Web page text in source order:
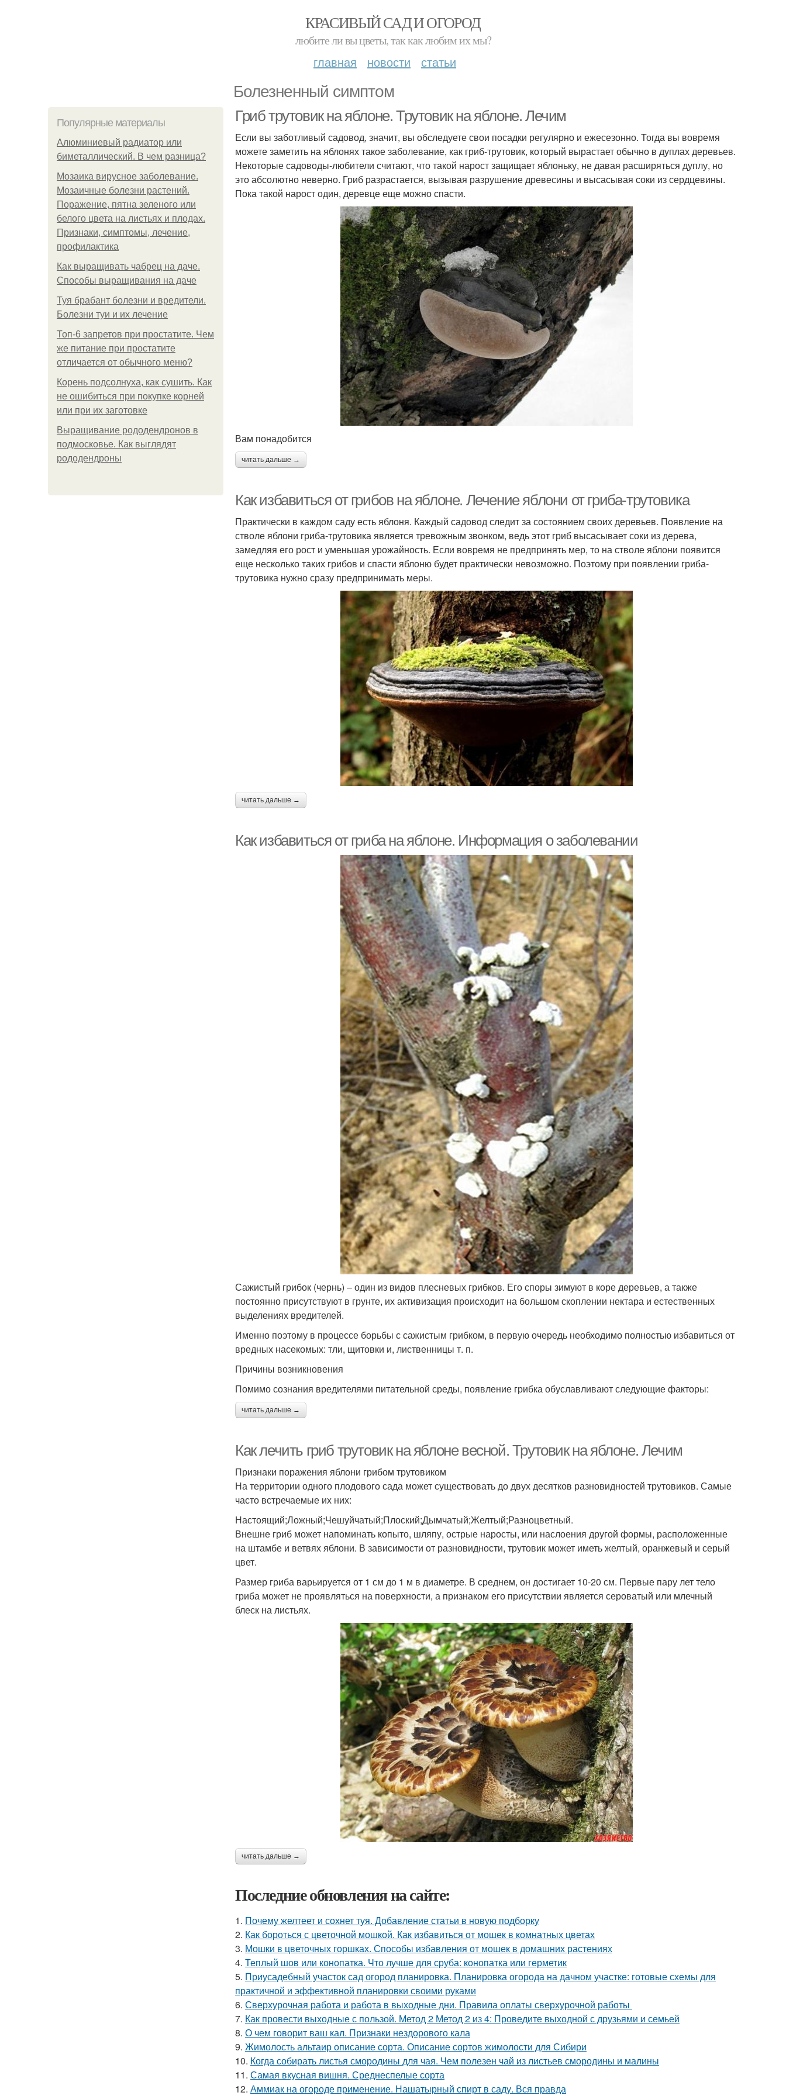
КРАСИВЫЙ САД И ОГОРОД
любите ли вы цветы, так как любим их мы?
главная новости статьи
Болезненный симптом
Популярные материалы
Алюминиевый радиатор или
биметаллический. В чем разница?
Мозаика вирусное заболевание.
Мозаичные болезни растений.
Поражение, пятна зеленого или
белого цвета на листьях и плодах.
Признаки, симптомы, лечение,
профилактика
Как выращивать чабрец на даче.
Способы выращивания на даче
Туя брабант болезни и вредители.
Болезни туи и их лечение
Топ-6 запретов при простатите. Чем
же питание при простатите
отличается от обычного меню?
Корень подсолнуха, как сушить. Как
не ошибиться при покупке корней
или при их заготовке
Выращивание рододендронов в
подмосковье. Как выглядят
рододендроны
Гриб трутовик на яблоне. Трутовик на яблоне. Лечим
Если вы заботливый садовод, значит, вы обследуете свои посадки регулярно и ежесезонно. Тогда вы вовремя
можете заметить на яблонях такое заболевание, как гриб-трутовик, который вырастает обычно в дуплах деревьев.
Некоторые садоводы-любители считают, что такой нарост защищает яблоньку, не давая расширяться дуплу, но
это абсолютно неверно. Гриб разрастается, вызывая разрушение древесины и высасывая соки из сердцевины.
Пока такой нарост один, деревце еще можно спасти.
Вам понадобится
читать дальше →
Как избавиться от грибов на яблоне. Лечение яблони от гриба-трутовика
Практически в каждом саду есть яблоня. Каждый садовод следит за состоянием своих деревьев. Появление на
стволе яблони гриба-трутовика является тревожным звонком, ведь этот гриб высасывает соки из дерева,
замедляя его рост и уменьшая урожайность. Если вовремя не предпринять мер, то на стволе яблони появится
еще несколько таких грибов и спасти яблоню будет практически невозможно. Поэтому при появлении гриба-
трутовика нужно сразу предпринимать меры.
читать дальше →
Как избавиться от гриба на яблоне. Информация о заболевании
Сажистый грибок (чернь) – один из видов плесневых грибков. Его споры зимуют в коре деревьев, а также
постоянно присутствуют в грунте, их активизация происходит на большом скоплении нектара и естественных
выделениях вредителей.
Именно поэтому в процессе борьбы с сажистым грибком, в первую очередь необходимо полностью избавиться от
вредных насекомых: тли, щитовки и, лиственницы т. п.
Причины возникновения
Помимо сознания вредителями питательной среды, появление грибка обуславливают следующие факторы:
читать дальше →
Как лечить гриб трутовик на яблоне весной. Трутовик на яблоне. Лечим
Признаки поражения яблони грибом трутовиком
На территории одного плодового сада может существовать до двух десятков разновидностей трутовиков. Самые
часто встречаемые их них:
Настоящий;Ложный;Чешуйчатый;Плоский;Дымчатый;Желтый;Разноцветный.
Внешне гриб может напоминать копыто, шляпу, острые наросты, или наслоения другой формы, расположенные
на штамбе и ветвях яблони. В зависимости от разновидности, трутовик может иметь желтый, оранжевый и серый
цвет.
Размер гриба варьируется от 1 см до 1 м в диаметре. В среднем, он достигает 10-20 см. Первые пару лет тело
гриба может не проявляться на поверхности, а признаком его присутствии является сероватый или млечный
блеск на листьях.
читать дальше →
Последние обновления на сайте:
1. Почему желтеет и сохнет туя. Добавление статьи в новую подборку
2. Как бороться с цветочной мошкой. Как избавиться от мошек в комнатных цветах
3. Мошки в цветочных горшках. Способы избавления от мошек в домашних растениях
4. Теплый шов или конопатка. Что лучше для сруба: конопатка или герметик
5. Приусадебный участок сад огород планировка. Планировка огорода на дачном участке: готовые схемы для
практичной и эффективной планировки своими руками
6. Сверхурочная работа и работа в выходные дни. Правила оплаты сверхурочной работы
7. Как провести выходные с пользой. Метод 2 Метод 2 из 4: Проведите выходной с друзьями и семьей
8. О чем говорит ваш кал. Признаки нездорового кала
9. Жимолость альтаир описание сорта. Описание сортов жимолости для Сибири
10. Когда собирать листья смородины для чая. Чем полезен чай из листьев смородины и малины
11. Самая вкусная вишня. Среднеспелые сорта
12. Аммиак на огороде применение. Нашатырный спирт в саду. Вся правда